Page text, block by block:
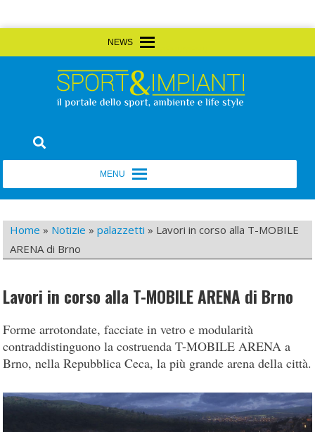
to
Sport&Impianti
Home » Notizie »palazzetti » Lavori in corso alla T-MOBILE
ARENA di Brno
Lavori in corso alla T-MOBILE ARENA di Brno
Forme arrotondate, facciate in vetro e modularità
contraddistinguono la costruenda T-MOBILE ARENA a
Brno, nella Repubblica Ceca, la più grande arena della città.